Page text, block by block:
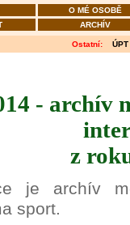
O MÉ OSOBĚ
ARCHÍV
Ostatní: ÚPT
- archív
z
je archív
sport.